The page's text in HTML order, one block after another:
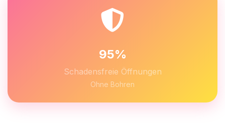
95%
Schadensfreie Öffnungen
Ohne Bohren